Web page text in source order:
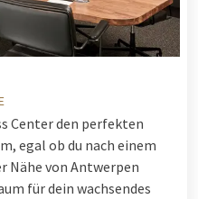
Center den perfekten
egal ob du nach einem
Nähe von Antwerpen
für dein wachsendes